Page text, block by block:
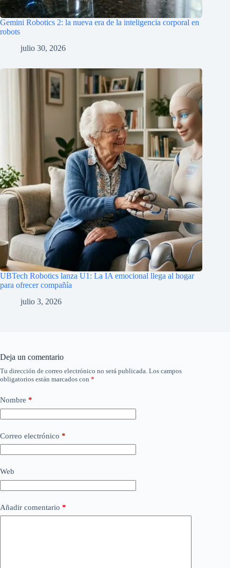
Gemini Robotics 2: la nueva era de la inteligencia corporal en
robots
julio 30, 2026
UBTech Robotics lanza U1: La IA emocional llega al hogar
para ofrecer compañía
julio 3, 2026
Deja un comentario
Tu dirección de correo electrónico no será publicada. Los campos
obligatorios están marcados con *
Nombre *
Correo electrónico *
Web
Añadir comentario *